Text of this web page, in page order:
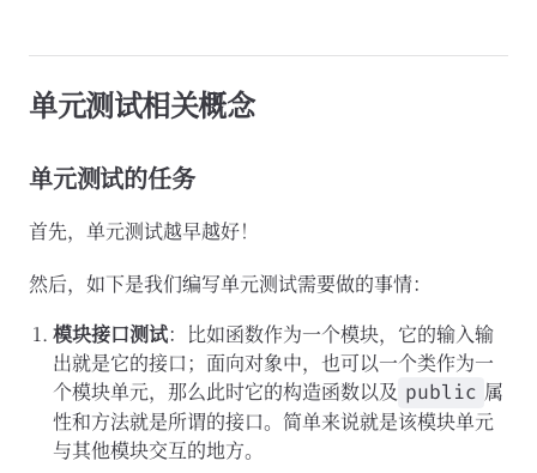
单元测试相关概念
单元测试的任务
首先，单元测试越早越好！
然后，如下是我们编写单元测试需要做的事情：
模块接口测试：比如函数作为一个模块，它的输入输
出就是它的接口；面向对象中，也可以一个类作为一
个模块单元，那么此时它的构造函数以及 public 属
性和方法就是所谓的接口。简单来说就是该模块单元
与其他模块交互的地方。